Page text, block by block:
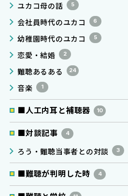
ユカコ母の話 5
会社員時代のユカコ 6
幼稚園時代のユカコ 5
恋愛・結婚 2
難聴あるある 24
音楽 1
■人工内耳と補聴器 10
■対談記事 4
ろう・難聴当事者との対談 3
■難聴が判明した時 4